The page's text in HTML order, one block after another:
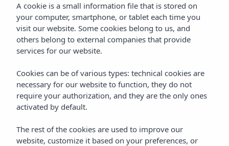
Situatie
Vibra Riviera Hotel
Home Ibiza Bahía De San Antonio
SITUATIE
A cookie is a small information file that is stored on
your computer, smartphone, or tablet each time you
visit our website. Some cookies belong to us, and
others belong to external companies that provide
services for our website.
Cookies can be of various types: technical cookies are
necessary for our website to function, they do not
require your authorization, and they are the only ones
activated by default.
The rest of the cookies are used to improve our
website, customize it based on your preferences, or